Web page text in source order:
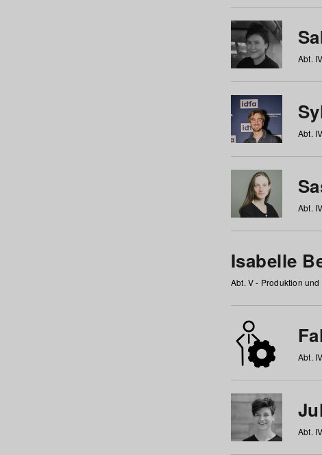
Abt.
Abt.
Abt.
Isabelle
Abt. V - Produktion
Abt.
Abt.